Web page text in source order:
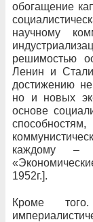
обогащение
научному
решимостью
Ленин и
достижению
но и новых
основе
каждому –
1952г.].
Кроме